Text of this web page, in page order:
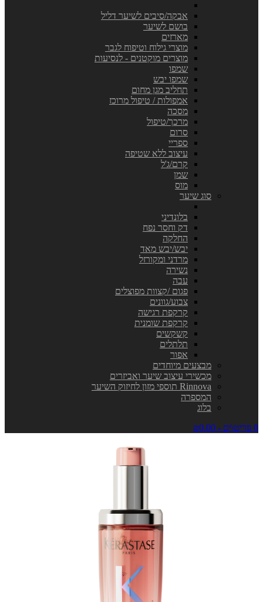
אבקה/סיבים לשיער דליל
בושם לשיער
מארזים
מוצרי גילוח וטיפוח לגבר
מוצרים מוקטנים - לנסיעות
שמפו
שמפו יבש
תחליב מגן מחום
אמפולות / טיפול מרוכז
מסכה
מרכך/טיפול
סרום
ספריי
עיצוב ללא שטיפה
קרם/ג'ל
שמן
מוס
סוג שיער
בלונדיני
דק וחסר נפח
החלקה
יבש/יבש מאד
מרדני ומקורזל
נשירה
עבה
פגום /קצוות מפוצלים
צבוע/גוונים
קרקפת רגישה
קרקפת שומנית
קשקשים
תלתלים
אפור
מבצעים מיוחדים
מכשירי עיצוב שיער ואביזרים
Rinnova תוספי מזון לחיזוק השיער
המספרה
בלוג
0 פריט\ים - ₪0.00